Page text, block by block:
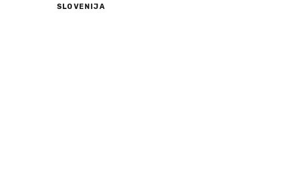
SLOVENIJA